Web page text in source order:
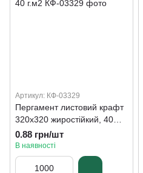
Артикул: КФ-03329
Пергамент листовий крафт
320х320 жиростійкий, 40
г.м2
0.88 грн/шт
В наявності